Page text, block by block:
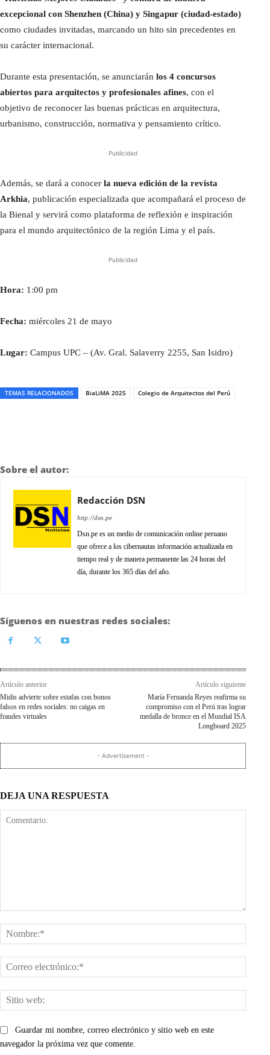
excepcional con Shenzhen (China) y Singapur (ciudad-estado)
como ciudades invitadas, marcando un hito sin precedentes en
su carácter internacional.
Durante esta presentación, se anunciarán los 4 concursos
abiertos para arquitectos y profesionales afines, con el
objetivo de reconocer las buenas prácticas en arquitectura,
urbanismo, construcción, normativa y pensamiento crítico.
Publicidad
Además, se dará a conocer la nueva edición de la revista
Arkhia, publicación especializada que acompañará el proceso de
la Bienal y servirá como plataforma de reflexión e inspiración
para el mundo arquitectónico de la región Lima y el país.
Publicidad
Hora: 1:00 pm
Fecha: miércoles 21 de mayo
Lugar: Campus UPC – (Av. Gral. Salaverry 2255, San Isidro)
TEMAS RELACIONADOS BiaLiMA 2025 Colegio de Arquitectos del Perú
Sobre el autor:
Redacción DSN
http://dsn.pe
Dsn.pe es un medio de comunicación online peruano
que ofrece a los cibernautas información actualizada en
tiempo real y de manera permanente las 24 horas del
día, durante los 365 días del año.
Síguenos en nuestras redes sociales:
Artículo anterior
Midis advierte sobre estafas con bonos
falsos en redes sociales: no caigas en
fraudes virtuales
Artículo siguiente
María Fernanda Reyes reafirma su
compromiso con el Perú tras lograr
medalla de bronce en el Mundial ISA
Longboard 2025
- Advertisement -
DEJA UNA RESPUESTA
web:
Guardar mi nombre, correo electrónico y sitio web en este
navegador la próxima vez que comente.